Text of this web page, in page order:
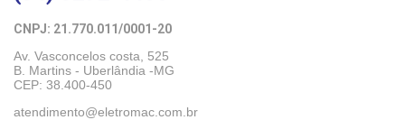
CNPJ: 21.770.011/0001-20
Av. Vasconcelos costa, 525
B. Martins - Uberlândia -MG
CEP: 38.400-450
atendimento@eletromac.com.br